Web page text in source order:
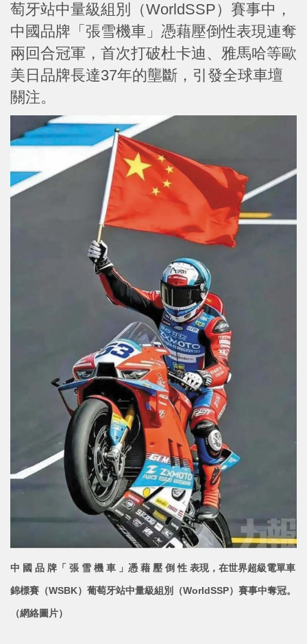
萄牙站中量級組別（WorldSSP）賽事中，
中國品牌「張雪機車」憑藉壓倒性表現連奪
兩回合冠軍，首次打破杜卡迪、雅馬哈等歐
美日品牌長達37年的壟斷，引發全球車壇
關注。
中 國 品 牌「 張 雪 機 車 」憑 藉 壓 倒 性 表現，在世界超級電單車
錦標賽（WSBK）葡萄牙站中量級組別（WorldSSP）賽事中奪冠。
（網絡圖片）